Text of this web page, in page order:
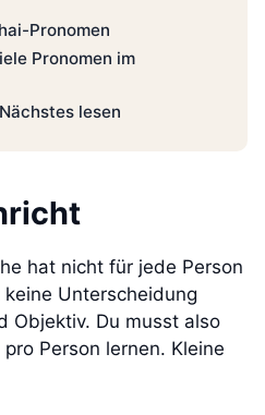
Pronomen
Pronomen im
lesen
hat nicht für jede Person
Unterscheidung
Objektiv. Du musst also
Person lernen. Kleine